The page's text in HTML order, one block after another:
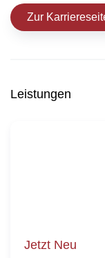
Zur
Leistungen
Jetzt Neu